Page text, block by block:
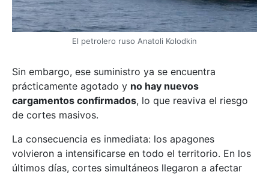
El petrolero ruso Anatoli Kolodkin
Sin embargo, ese suministro ya se encuentra
prácticamente agotado y no hay nuevos
cargamentos confirmados, lo que reaviva el riesgo
de cortes masivos.
La consecuencia es inmediata: los apagones
volvieron a intensificarse en todo el territorio. En los
últimos días, cortes simultáneos llegaron a afectar